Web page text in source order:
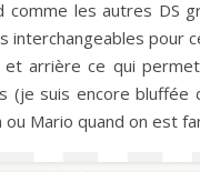
les autres DS
interchangeables pour
arrière ce qui
suis encore bluffée
Mario quand on est